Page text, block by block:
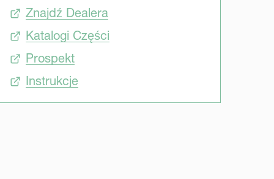
Znajdź Dealera
Katalogi Części
Prospekt
Instrukcje